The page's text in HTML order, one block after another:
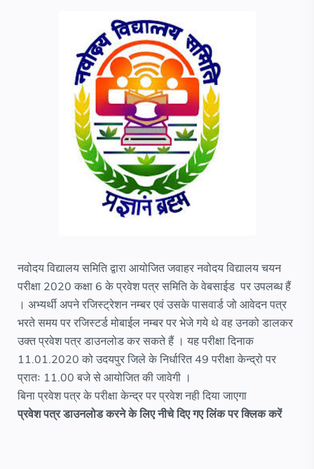
नवोदय विद्यालय समिति द्वारा आयोजित जवाहर नवोदय विद्यालय चयन
परीक्षा 2020 कक्षा 6 के प्रवेश पत्र समिति के वेबसाईड पर उपलब्ध हैं
। अभ्यर्थी अपने रजिस्ट्रेशन नम्बर एवं उसके पासवार्ड जो आवेदन पत्र
भरते समय पर रजिस्टर्ड मोबाईल नम्बर पर भेजे गये थे वह उनको डालकर
उक्त प्रवेश पत्र डाउनलोड कर सकते हैं । यह परीक्षा दिनाक
11.01.2020 को उदयपुर जिले के निर्धारित 49 परीक्षा केन्द्रो पर
प्रातः 11.00 बजे से आयोजित की जावेगी ।
बिना प्रवेश पत्र के परीक्षा केन्द्र पर प्रवेश नही दिया जाएगा
प्रवेश पत्र डाउनलोड करने के लिए नीचे दिए गए लिंक पर क्लिक करें